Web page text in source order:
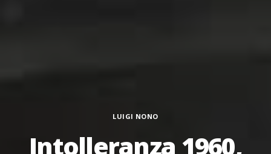
Categorie
LUIGI NONO
Intolleranza 1960,